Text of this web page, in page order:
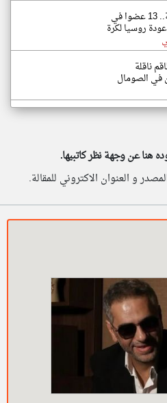
بينهم ممثلو 7 دول عربية.. 13 عضوا في
روسيا لكرة
ناقلة
في الصومال
هنا عن وجهة نظر كاتبيها.
و العنوان الاكتروني للمقالة.